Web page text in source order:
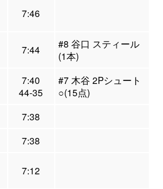
7:46
7:44
#8 谷口 スティール
(1本)
7:40
44-35
#7 木谷 2Pシュート
○(15点)
7:38
7:38
7:12